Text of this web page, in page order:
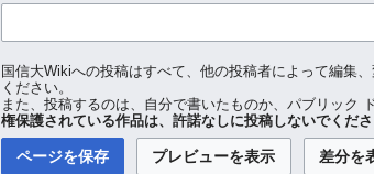
国信大Wikiへの投稿はすべて、他の投稿者によって編集
ください。
また、投稿するのは、自分で書いたものか、パブリック
権保護されている作品は、許諾なしに投稿しないでくださ